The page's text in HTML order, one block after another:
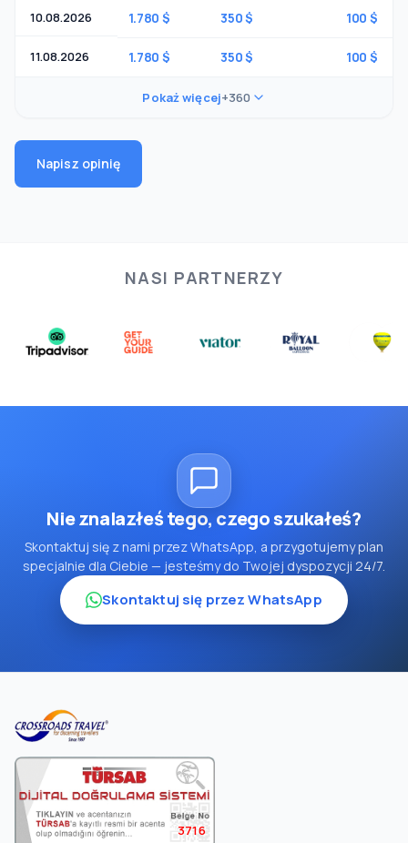
10.08.2026 1.780 $ 350 $ 100 $
11.08.2026 1.780 $ 350 $ 100 $
Pokaż więcej+360
Napisz opinię
NASI PARTNERZY
Nie znalazłeś tego, czego szukałeś?
Skontaktuj się z nami przez WhatsApp, a przygotujemy plan
specjalnie dla Ciebie — jesteśmy do Twojej dyspozycji 24/7.
Skontaktuj się przez WhatsApp
3716